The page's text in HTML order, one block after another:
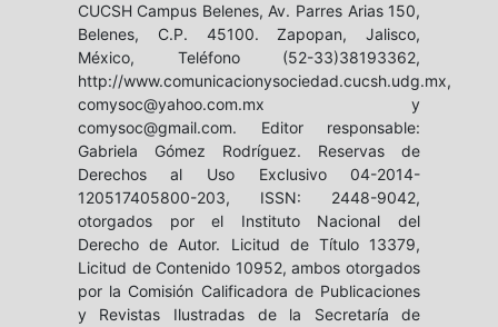
CUCSH Campus Belenes, Av. Parres Arias 150,
Belenes, C.P. 45100. Zapopan, Jalisco,
México, Teléfono (52-33)38193362,
http://www.comunicacionysociedad.cucsh.udg.mx,
comysoc@yahoo.com.mx y
comysoc@gmail.com. Editor responsable:
Gabriela Gómez Rodríguez. Reservas de
Derechos al Uso Exclusivo 04-2014-
120517405800-203, ISSN: 2448-9042,
otorgados por el Instituto Nacional del
Derecho de Autor. Licitud de Título 13379,
Licitud de Contenido 10952, ambos otorgados
por la Comisión Calificadora de Publicaciones
y Revistas Ilustradas de la Secretaría de